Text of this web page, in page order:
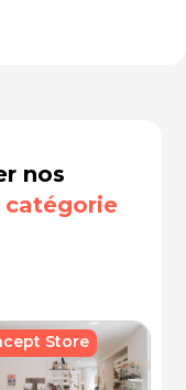
nos
catégorie
Store